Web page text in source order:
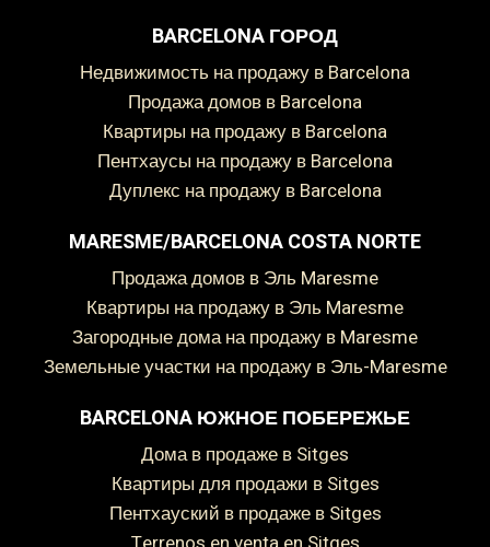
BARCELONA ГОРОД
Недвижимость на продажу в Barcelona
Продажа домов в Barcelona
Квартиры на продажу в Barcelona
Пентхаусы на продажу в Barcelona
Дуплекс на продажу в Barcelona
MARESME/BARCELONA COSTA NORTE
Продажа домов в Эль Maresme
Квартиры на продажу в Эль Maresme
Загородные дома на продажу в Maresme
Земельные участки на продажу в Эль-Maresme
BARCELONA ЮЖНОЕ ПОБЕРЕЖЬЕ
дома в продаже в Sitges
Квартиры для продажи в Sitges
пентхауский в продаже в Sitges